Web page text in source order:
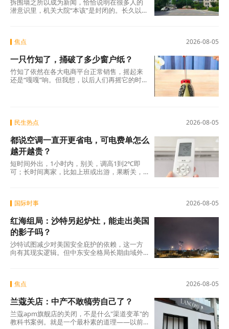
拆围墙之所以成为新闻，恰恰说明在很多人的
潜意识里，机关大院“本该”是封闭的。长久以
2026-08-05
焦点
一只竹知了，捅破了多少窗户纸？
竹知了依然在各大电商平台正常销售，摇起来
还是“嘎嘎”响。但我想，以后人们再摇它的时
2026-08-05
民生热点
都说空调一直开更省电，可电费单怎么
越开越贵？
短时间外出，1小时内，别关，调高1到2℃即
可；长时间离家，比如上班或出游，果断关，
2026-08-05
国际时事
红海组局：沙特另起炉灶，能走出美国
的影子吗？
沙特试图减少对美国安全庇护的依赖，这一方
向有其现实逻辑。但中东安全格局长期由域外
2026-08-05
焦点
兰蔻关店：中产不敢犒劳自己了？
兰蔻apm旗舰店的关闭，不是什么"渠道变革"的
教科书案例。就是一个最朴素的道理——以前